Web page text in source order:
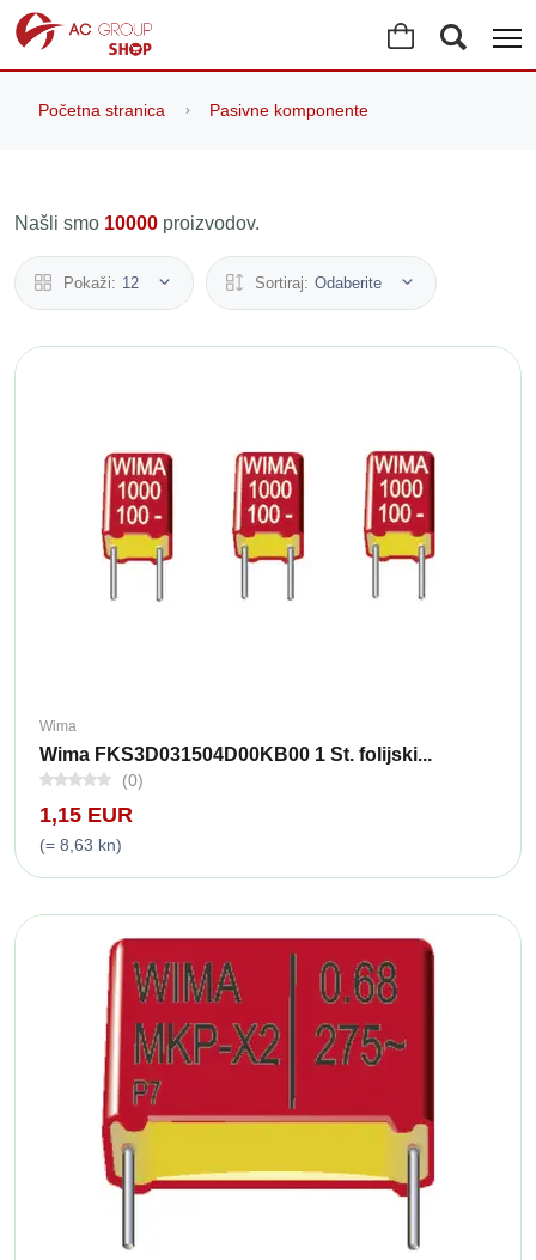
Početna stranica Pasivne komponente
Našli smo 10000 proizvodov.
Pokaži: 12 Sortiraj: Odaberite
Wima
Wima FKS3D031504D00KB00 1 St. folijski...
(0)
1,15 EUR
(= 8,63 kn)